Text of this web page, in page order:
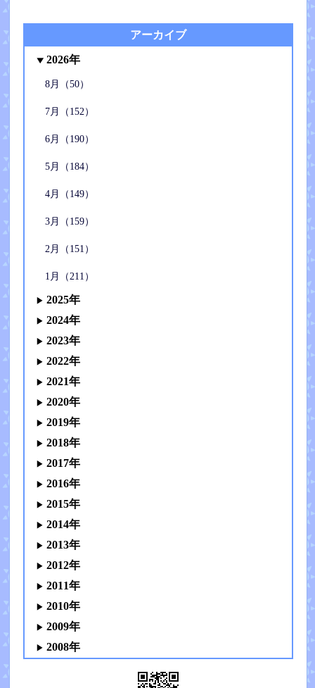
アーカイブ
2026年
8月（50）
7月（152）
6月（190）
5月（184）
4月（149）
3月（159）
2月（151）
1月（211）
2025年
2024年
2023年
2022年
2021年
2020年
2019年
2018年
2017年
2016年
2015年
2014年
2013年
2012年
2011年
2010年
2009年
2008年